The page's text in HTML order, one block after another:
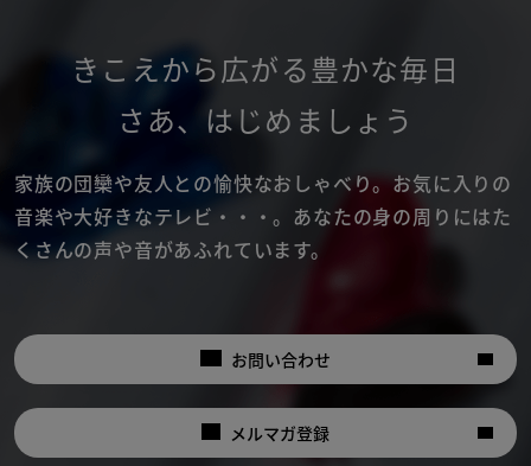
きこえから広がる豊かな毎日
さあ、 はじめましょう
家族の団欒や友人との愉快なおしゃべり。お気に入りの
音楽や大好きなテレビ・・・。 あなたの身の周りにはた
くさんの声や音があふれています。
お問い合わせ
メルマガ登録